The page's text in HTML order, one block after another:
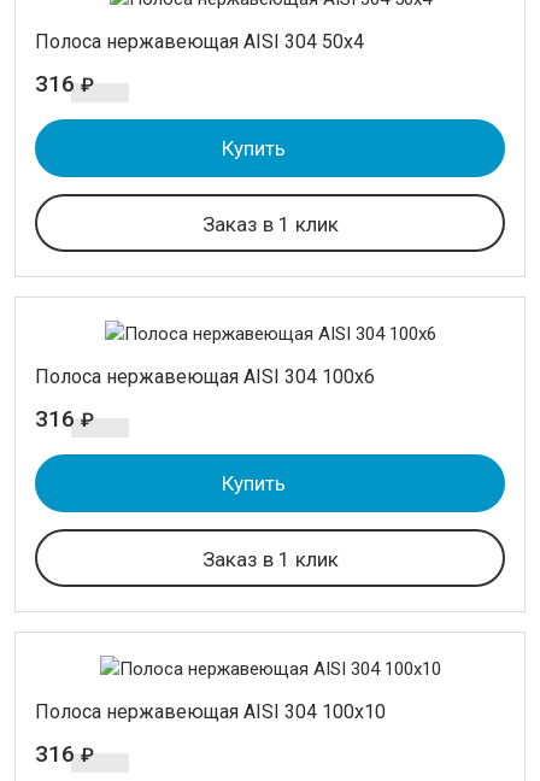
Полоса нержавеющая AISI 304 50х4
316 ₽
Купить
Заказ в 1 клик
Полоса нержавеющая AISI 304 100х6
316 ₽
Купить
Заказ в 1 клик
Полоса нержавеющая AISI 304 100х10
316 ₽